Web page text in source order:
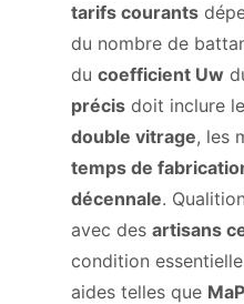
tarifs courants
du nombre de
du coefficient Uw
précis doit inclure
double vitrage, les
temps de
décennale.
avec des artisans
condition
aides telles que